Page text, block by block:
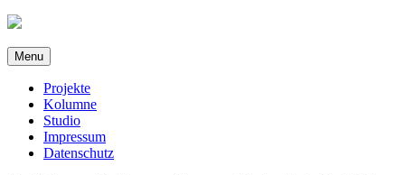
Direkt
Inhalt
Menu
Projekte
Kolumne
Studio
Impressum
Datenschutz